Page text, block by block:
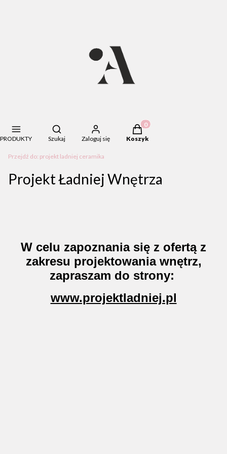
PRODUKTY
Otwórz wyszukiwarkę
Szukaj Zaloguj się
Produkty w koszyku: 0.
Koszyk
Przejdź do: projekt ladniej ceramika
Projekt Ładniej Wnętrza
W celu zapoznania się z ofertą z
zakresu projektowania wnętrz,
zapraszam do strony:
www.projektladniej.pl